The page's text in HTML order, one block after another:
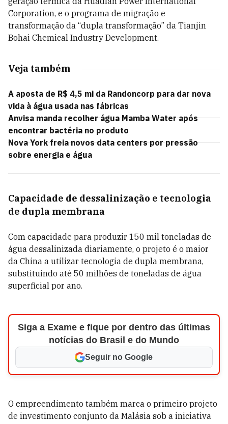
Corporation, e o programa de migração e
transformação da “dupla transformação” da Tianjin
Bohai Chemical Industry Development.
Veja também
A aposta de R$ 4,5 mi da Randoncorp para dar nova
vida à água usada nas fábricas
Anvisa manda recolher água Mamba Water após
encontrar bactéria no produto
Nova York freia novos data centers por pressão
sobre energia e água
Capacidade de dessalinização e tecnologia
de dupla membrana
Com capacidade para produzir 150 mil toneladas de
água dessalinizada diariamente, o projeto é o maior
da China a utilizar tecnologia de dupla membrana,
substituindo até 50 milhões de toneladas de água
superficial por ano.
Siga a Exame e fique por dentro das últimas
notícias do Brasil e do Mundo
Seguir no Google
O empreendimento também marca o primeiro projeto
de investimento conjunto da Malásia sob a iniciativa